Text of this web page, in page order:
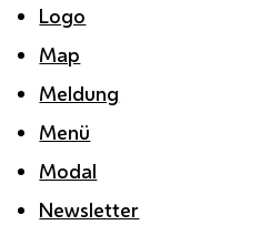
Logo
Map
Meldung
Menü
Modal
Newsletter